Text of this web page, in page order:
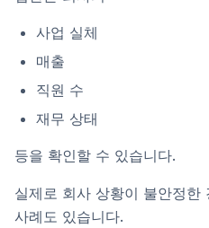
사업 실체
매출
직원 수
재무 상태
등을 확인할 수 있습니다.
실제로 회사 상황이 불안정한
사례도 있습니다.